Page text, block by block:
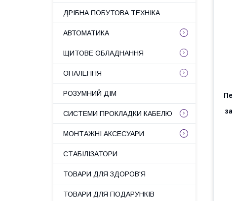
ДРІБНА ПОБУТОВА ТЕХНІКА
АВТОМАТИКА
ЩИТОВЕ ОБЛАДНАННЯ
ОПАЛЕННЯ
РОЗУМНИЙ ДІМ
СИСТЕМИ ПРОКЛАДКИ КАБЕЛЮ
МОНТАЖНІ АКСЕСУАРИ
СТАБІЛІЗАТОРИ
ТОВАРИ ДЛЯ ЗДОРОВ'Я
ТОВАРИ ДЛЯ ПОДАРУНКІВ